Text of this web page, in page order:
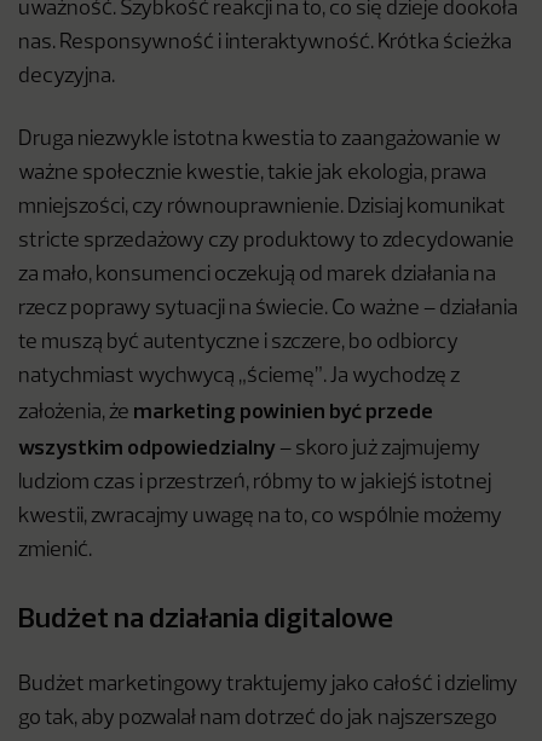
uważność. Szybkość reakcji na to, co się dzieje dookoła
nas. Responsywność i interaktywność. Krótka ścieżka
decyzyjna.
Druga niezwykle istotna kwestia to zaangażowanie w
ważne społecznie kwestie, takie jak ekologia, prawa
mniejszości, czy równouprawnienie. Dzisiaj komunikat
stricte sprzedażowy czy produktowy to zdecydowanie
za mało, konsumenci oczekują od marek działania na
rzecz poprawy sytuacji na świecie. Co ważne – działania
te muszą być autentyczne i szczere, bo odbiorcy
natychmiast wychwycą „ściemę”. Ja wychodzę z
założenia, że marketing powinien być przede
wszystkim odpowiedzialny – skoro już zajmujemy
ludziom czas i przestrzeń, róbmy to w jakiejś istotnej
kwestii, zwracajmy uwagę na to, co wspólnie możemy
zmienić.
Budżet na działania digitalowe
Budżet marketingowy traktujemy jako całość i dzielimy
go tak, aby pozwalał nam dotrzeć do jak najszerszego